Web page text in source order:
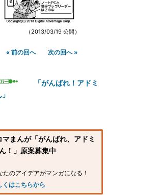
（2013/03/19 公開）
« 前の回へ 次の回へ »
「がんばれ！アドミ
まんが「がんばれ、アドミ
！」原案募集中
のアイデアがマンガになる！
くはこちらから